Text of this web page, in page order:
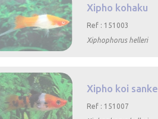
Xipho kohaku
Ref : 151003
Xiphophorus helleri
Xipho koi sanke
Ref : 151007